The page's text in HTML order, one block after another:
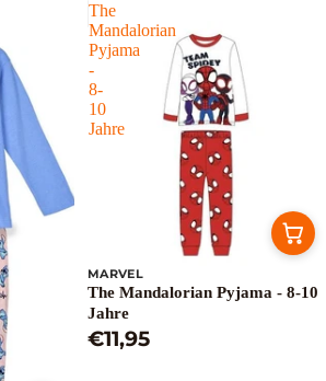
The
Mandalorian
Pyjama
-
8-
10
Jahre
MARVEL
The Mandalorian Pyjama - 8-10
Jahre
€11,95